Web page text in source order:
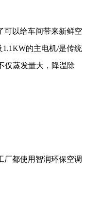
可以给车间带来新鲜空
的主电机/是传统
仅蒸发量大，降温除
厂都使用智润环保空调